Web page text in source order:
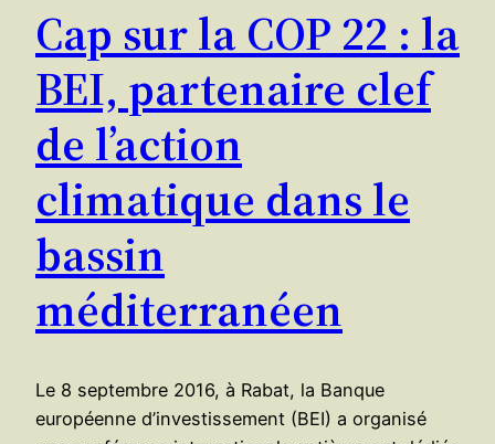
Cap sur la COP 22 : la
BEI, partenaire clef
de l’action
climatique dans le
bassin
méditerranéen
Le 8 septembre 2016, à Rabat, la Banque
européenne d’investissement (BEI) a organisé